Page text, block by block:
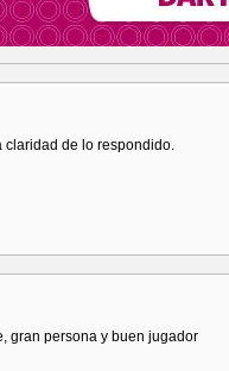
claridad de lo respondido.
gran persona y buen jugador